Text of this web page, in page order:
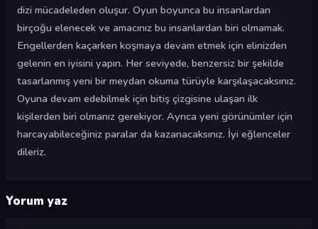
dizi mücadeleden oluşur. Oyun boyunca bu insanlardan
birçoğu elenecek ve amacınız bu insanlardan biri olmamak.
Engellerden kaçarken koşmaya devam etmek için elinizden
gelenin en iyisini yapın. Her seviyede, benzersiz bir şekilde
tasarlanmış yeni bir meydan okuma türüyle karşılaşacaksınız.
Oyuna devam edebilmek için bitiş çizgisine ulaşan ilk
kişilerden biri olmanız gerekiyor. Ayrıca yeni görünümler için
harcayabileceğiniz paralar da kazanacaksınız. İyi eğlenceler
dileriz.
Yorum yaz